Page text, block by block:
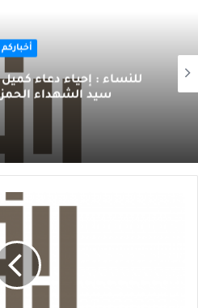
أخباركم
للنساء : إحياء دعاء
سيد الشهداء